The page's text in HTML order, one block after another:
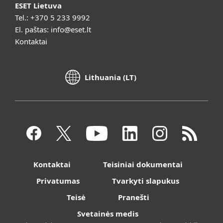
ESET Lietuva
Tel.: +370 5 233 9992
El. paštas: info@eset.lt
Kontaktai
Lithuania (LT)
Kontaktai
Teisiniai dokumentai
Privatumas
Tvarkyti slapukus
Teisė
Pranešti
Svetainės medis